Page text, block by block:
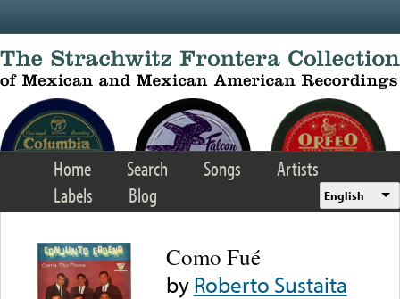
Home Search Songs
Artists
Labels
Blog English
Como Fué
byRoberto Sustaita